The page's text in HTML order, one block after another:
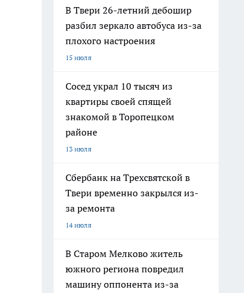
В Твери 26-летний дебошир
разбил зеркало автобуса из-за
плохого настроения
15 июля
Сосед украл 10 тысяч из
квартиры своей спящей
знакомой в Торопецком
районе
13 июля
Сбербанк на Трехсвятской в
Твери временно закрылся из-
за ремонта
14 июля
В Старом Мелково житель
южного региона повредил
машину оппонента из-за